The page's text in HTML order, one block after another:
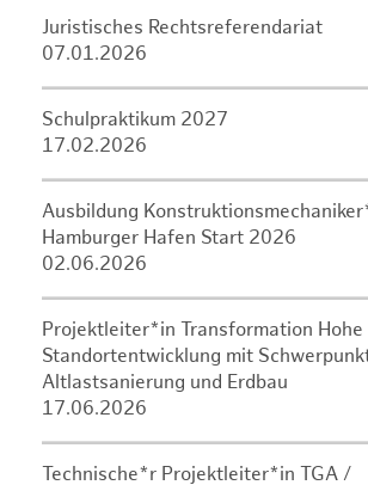
Juristisches Rechtsreferendariat
07.01.2026
Schulpraktikum 2027
17.02.2026
Ausbildung
Hamburger Hafen Start 2026
02.06.2026
Projektleiter*in Transformation Hohe
Standortentwicklung mit
Altlastsanierung und Erdbau
17.06.2026
Technische*r Projektleiter*in TGA /